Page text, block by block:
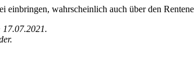
einbringen, wahrscheinlich auch über den